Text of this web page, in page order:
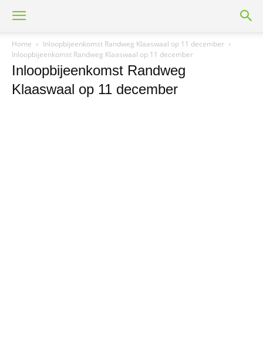
Home
Inloopbijeenkomst Randweg Klaaswaal op 11 december
Inloopbijeenkomst Randweg Klaaswaal op 11 december
Inloopbijeenkomst Randweg
Klaaswaal op 11 december